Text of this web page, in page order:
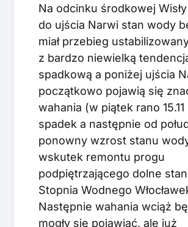
Na odcinku środkowej Wisły
do ujścia Narwi stan wody
miał przebieg
z bardzo niewielką
spadkową a poniżej ujścia
początkowo pojawią się
wahania (w piątek rano
spadek a następnie od
ponowny wzrost stanu
wskutek remontu progu
podpiętrzającego dolne
Stopnia Wodnego
Następnie wahania wciąż
mogły się pojawiać, ale już